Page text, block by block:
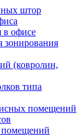
штор
в офисе
зонирования
(ковролин,
типа
помещений
помещений